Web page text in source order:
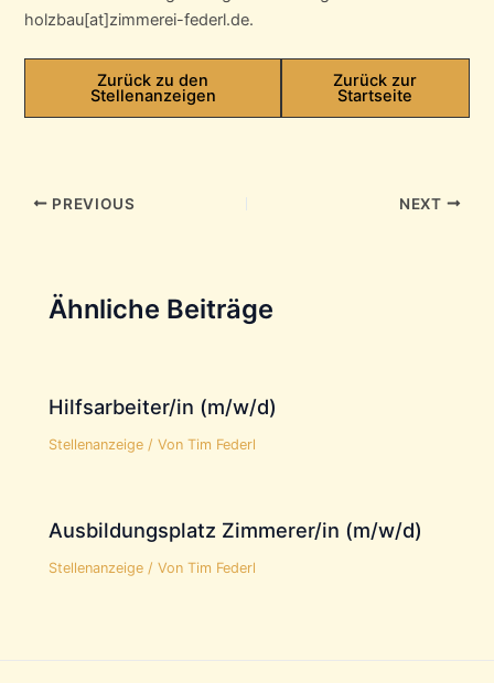
holzbau[at]zimmerei-federl.de.
Zurück zu den
Stellenanzeigen
Zurück zur
Startseite
Post
PREVIOUS NEXT
Ähnliche Beiträge
Hilfsarbeiter/in (m/w/d)
Stellenanzeige / VonTim Federl
Ausbildungsplatz Zimmerer/in (m/w/d)
Stellenanzeige / VonTim Federl